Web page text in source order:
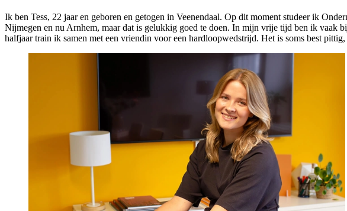
Ik ben Tess, 22 jaar en geboren en getogen in Veenendaal. Op dit moment studeer ik
Nijmegen en nu Arnhem, maar dat is gelukkig goed te doen. In mijn vrije tijd ben ik vaak
halfjaar train ik samen met een vriendin voor een hardloopwedstrijd. Het is soms best